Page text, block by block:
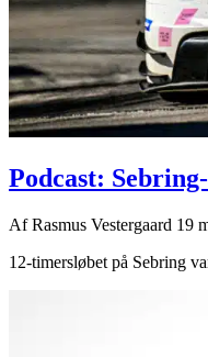
Podcast:
AfRasmus Vestergaard 19
12-timersløbet på Sebring